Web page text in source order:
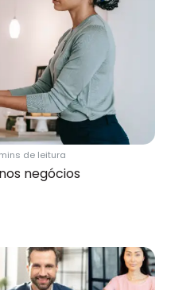
de leitura
negócios